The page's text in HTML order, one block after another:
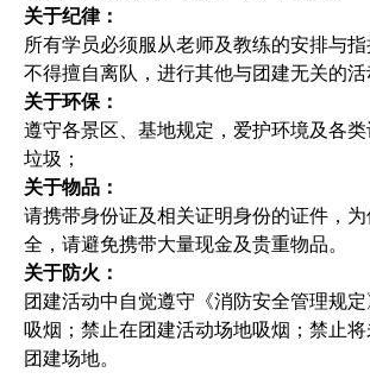
关于纪律：
所有学员必须服从老师及教练的安排与指
不得擅自离队，进行其他与团建无关的活
关于环保：
遵守各景区、基地规定，爱护环境及各
垃圾；
关于物品：
请携带身份证及相关证明身份的证件，
全，请避免携带大量现金及贵重物品。
关于防火：
团建活动中自觉遵守《消防安全管理规
吸烟；禁止在团建活动场地吸烟；禁止
团建场地。